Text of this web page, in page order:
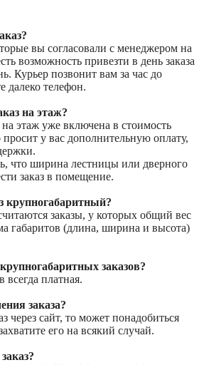
вы согласовали с менеджером на
возможность привезти в день заказа
Курьер позвонит вам за час до
далеко телефон.
на этаж?
на этаж уже включена в стоимость
просит у вас дополнительную оплату,
что ширина лестницы или дверного
заказ в помещение.
крупногабаритный?
заказы, у которых общий вес
габаритов (длина, ширина и высота)
заказов?
всегда платная.
заказа?
через сайт, то может понадобиться
его на всякий случай.